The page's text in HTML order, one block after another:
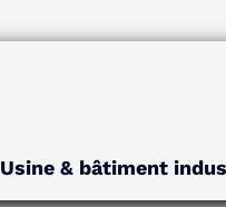
Usine & bâtiment